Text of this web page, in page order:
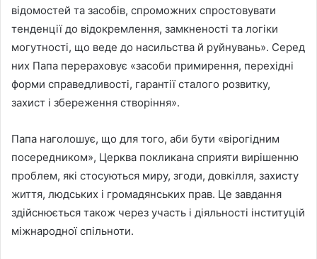
відомостей та засобів, спроможних спростовувати
тенденції до відокремлення, замкненості та логіки
могутності, що веде до насильства й руйнувань». Серед
них Папа перераховує «засоби примирення, перехідні
форми справедливості, гарантії сталого розвитку,
захист і збереження створіння».
Папа наголошує, що для того, аби бути «вірогідним
посередником», Церква покликана сприяти вирішенню
проблем, які стосуються миру, згоди, довкілля, захисту
життя, людських і громадянських прав. Це завдання
здійснюється також через участь і діяльності інституцій
міжнародної спільноти.